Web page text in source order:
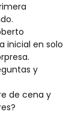
inicial en solo
y
de cena y